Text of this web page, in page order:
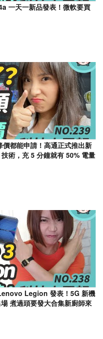
一天一新品發表！微軟要買
都能申請！高通正式推出新
術，充 5 分鐘就有 50% 電量
Legion 發表！5G 新機
煮過頭要發大合集新廚師來